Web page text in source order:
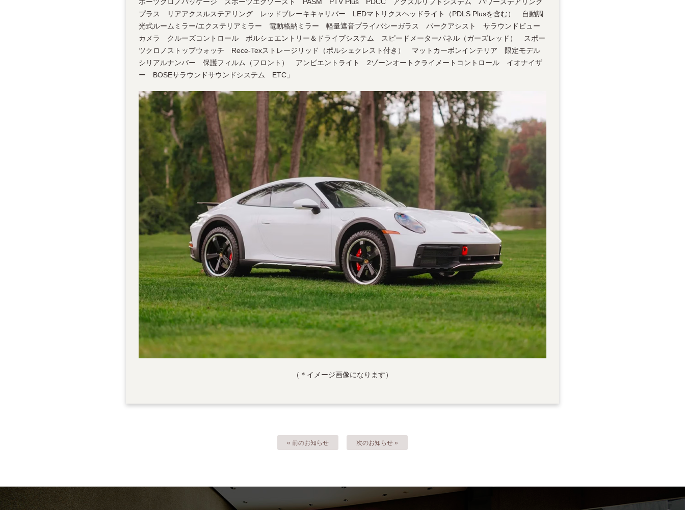
プラス リアアクスルステアリング レッドブレーキキャリパー LEDマトリクスヘッドライト（PDLS Plusを含む） 自動調
光式ルームミラー/エクステリアミラー 電動格納ミラー 軽量遮音プライバシーガラス パークアシスト サラウンドビュー
カメラ クルーズコントロール ポルシェエントリー＆ドライブシステム スピードメーターパネル（ガーズレッド） スポー
ツクロノストップウォッチ Rece-Texストレージリッド（ポルシェクレスト付き） マットカーボンインテリア 限定モデル
シリアルナンバー 保護フィルム（フロント） アンビエントライト 2ゾーンオートクライメートコントロール イオナイザ
ー BOSEサラウンドサウンドシステム ETC」
（＊イメージ画像になります）
« 前のお知らせ 次のお知らせ »